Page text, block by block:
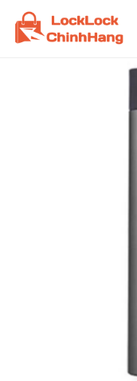
Skip
content